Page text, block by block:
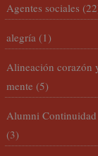
Agentes sociales
alegría (1)
Alineación corazón
mente (5)
Alumni Continuidad
(3)